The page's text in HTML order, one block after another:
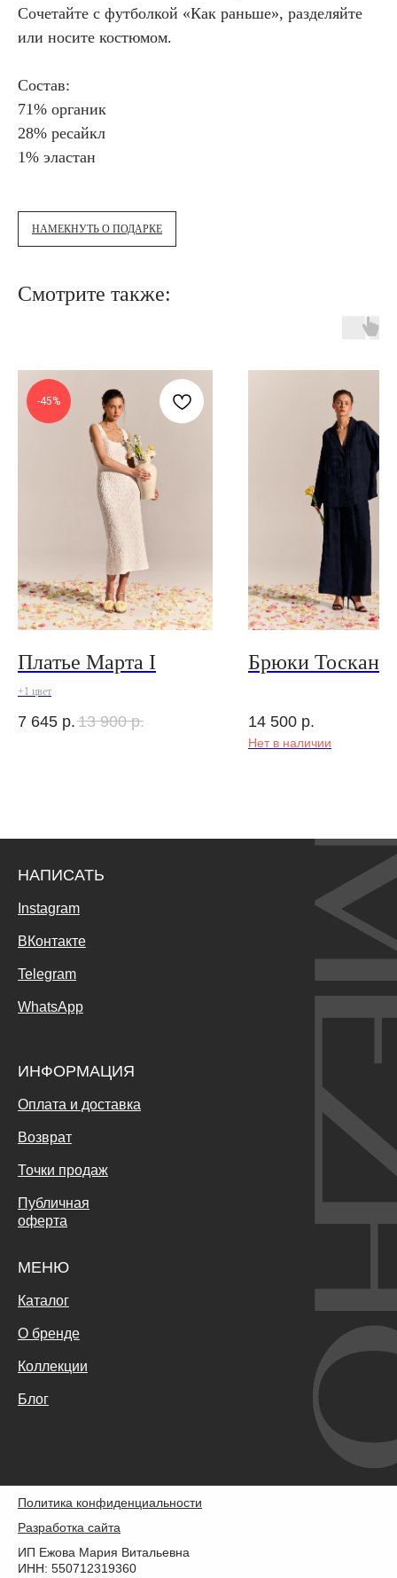
Сочетайте с футболкой «Как раньше», разделяйте
или носите костюмом.
Состав:
71% органик
28% ресайкл
1% эластан
НАМЕКНУТЬ О ПОДАРКЕ
Смотрите также:
-45%
Платье Марта I
+1 цвет
7 645 р. 13 900 р.
Брюки Тоскана
14 500 р.
Нет в наличии
НАПИСАТЬ
Instagram
ВКонтакте
Telegram
WhatsApp
ИНФОРМАЦИЯ
Оплата и доставка
Возврат
Точки продаж
Публичная
оферта
МЕНЮ
Каталог
О бренде
Коллекции
Блог
Политика конфиденциальности
Разработка сайта
ИП Ежова Мария Витальевна
ИНН: 550712319360